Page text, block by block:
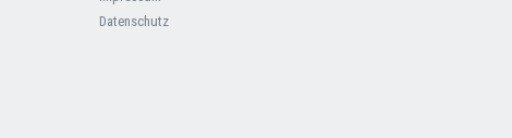
Datenschutz